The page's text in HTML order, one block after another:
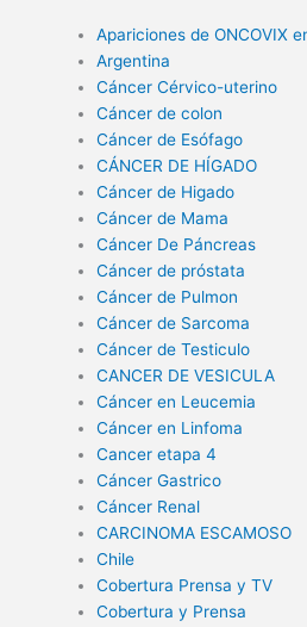
Apariciones de ONCOVIX
Argentina
Cáncer Cérvico-uterino
Cáncer de colon
Cáncer de Esófago
CÁNCER DE HÍGADO
Cáncer de Higado
Cáncer de Mama
Cáncer De Páncreas
Cáncer de próstata
Cáncer de Pulmon
Cáncer de Sarcoma
Cáncer de Testiculo
CANCER DE VESICULA
Cáncer en Leucemia
Cáncer en Linfoma
Cancer etapa 4
Cáncer Gastrico
Cáncer Renal
CARCINOMA ESCAMOSO
Chile
Cobertura Prensa y TV
Cobertura y Prensa